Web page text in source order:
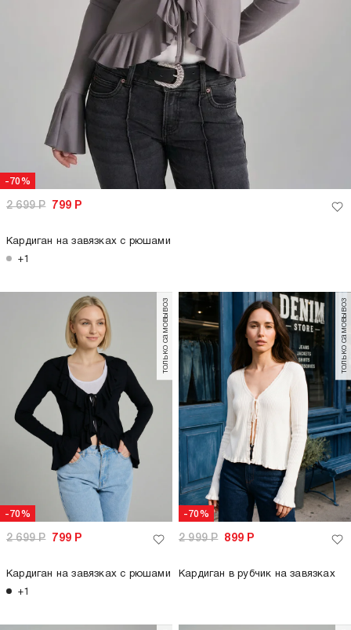
-70%
2 699Р 799 Р
Кардиган на завязках с рюшами
+1
-70%
только самовывоз
2 699Р 799 Р
Кардиган на завязках с рюшами
+1
-70%
только самовывоз
2 999Р 899 Р
Кардиган в рубчик на завязках